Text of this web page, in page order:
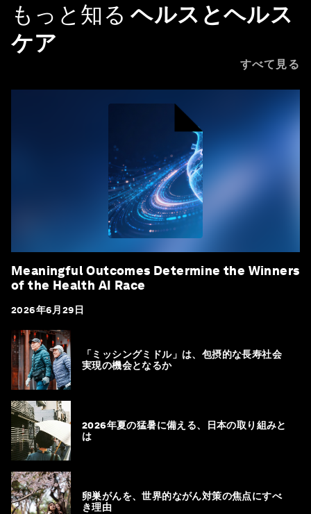
もっと知る ヘルスとヘルス
ケア
すべて見る
Meaningful Outcomes Determine the Winners
of the Health AI Race
2026年6月29日
「ミッシングミドル」は、包摂的な長寿社会
実現の機会となるか
2026年夏の猛暑に備える、日本の取り組みと
は
卵巣がんを、世界的ながん対策の焦点にすべ
き理由